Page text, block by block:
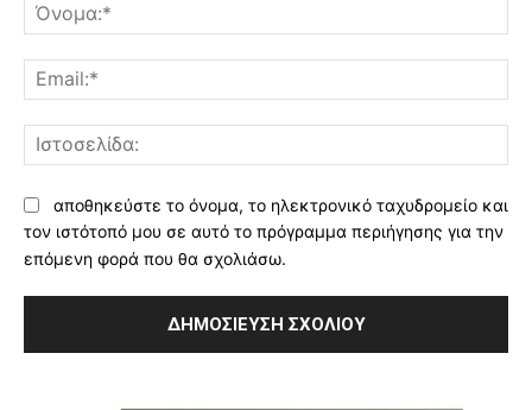
αποθηκεύστε το όνομα, το ηλεκτρονικό ταχυδρομείο και
τον ιστότοπό μου σε αυτό το πρόγραμμα περιήγησης για την
επόμενη φορά που θα σχολιάσω.